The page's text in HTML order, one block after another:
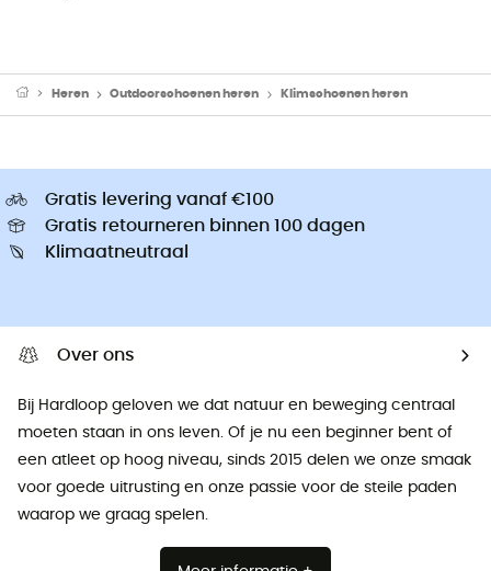
Heren Outdoorschoenen heren Klimschoenen heren
Gratis levering vanaf €100
Gratis retourneren binnen 100 dagen
Klimaatneutraal
Over ons
Bij Hardloop geloven we dat natuur en beweging centraal
moeten staan ​​in ons leven. Of je nu een beginner bent of
een atleet op hoog niveau, sinds 2015 delen we onze smaak
voor goede uitrusting en onze passie voor de steile paden
waarop we graag spelen.